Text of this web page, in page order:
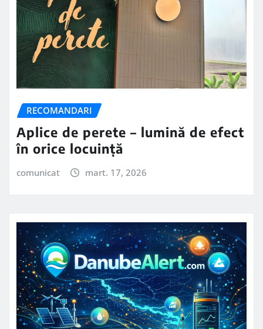
RECOMANDARI
Aplice de perete – lumină de efect
în orice locuință
comunicat mart. 17, 2026